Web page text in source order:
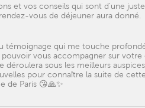
et vos conseils qui sont d'une
vous de déjeuner aura donné.
témoignage qui me touche
vous accompagner sur
sous les meilleurs
pour connaître la suite de
de Paris 😘🙏✨